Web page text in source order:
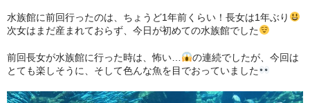
お問い合わせ
プライバシーポリシー
水族館に前回行ったのは、ちょうど1年前くらい！長女は1年ぶり
次女はまだ産まれておらず、今日が初めての水族館でした
前回長女が水族館に行った時は、怖い…
の連続でしたが、今回は
とても楽しそうに、そして色んな魚を目でおっていました